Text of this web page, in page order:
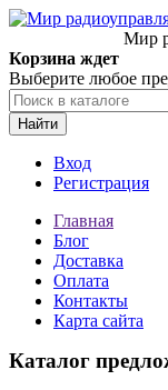
Мир
Корзина ждет
Выберите любое
Найти
Вход
Регистрация
Главная
Блог
Доставка
Оплата
Контакты
Карта сайта
Каталог